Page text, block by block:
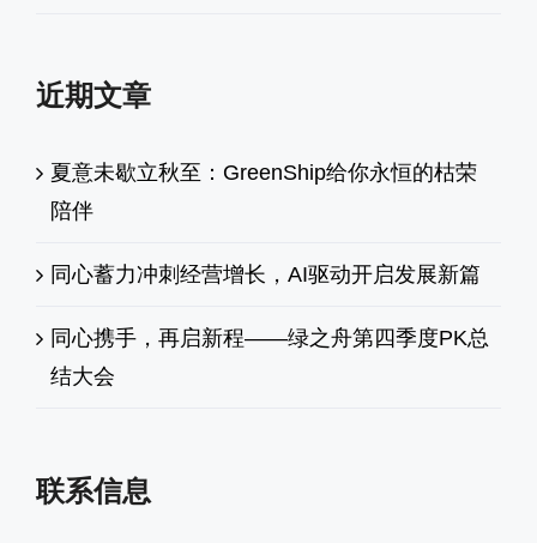
近期文章
夏意未歇立秋至：GreenShip给你永恒的枯荣
陪伴
同心蓄力冲刺经营增长，AI驱动开启发展新篇
同心携手，再启新程——绿之舟第四季度PK总
结大会
联系信息